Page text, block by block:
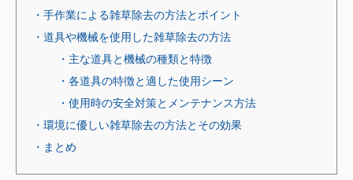
・手作業による雑草除去の方法とポイント
・道具や機械を使用した雑草除去の方法
・主な道具と機械の種類と特徴
・各道具の特徴と適した使用シーン
・使用時の安全対策とメンテナンス方法
・環境に優しい雑草除去の方法とその効果
・まとめ